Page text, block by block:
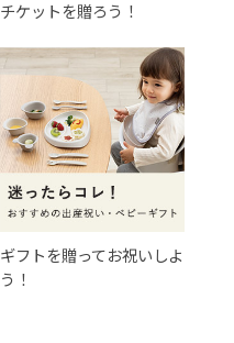
チケットを贈ろう！
ギフトを贈ってお祝いしよ
う！